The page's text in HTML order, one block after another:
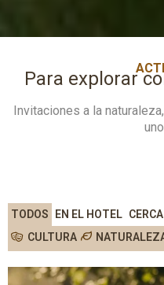
Para explorar
Invitaciones a la
TODOS EN EL HOTEL CERCA
CULTURA